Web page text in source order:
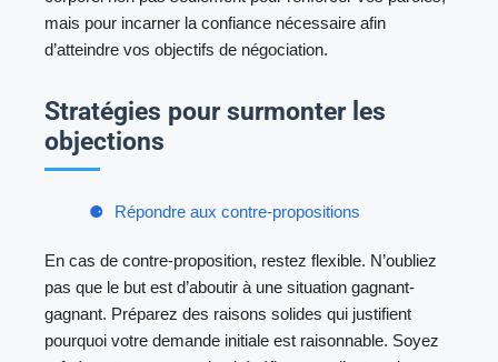
mais pour incarner la confiance nécessaire afin
d’atteindre vos objectifs de négociation.
Stratégies pour surmonter les
objections
Répondre aux contre-propositions
En cas de contre-proposition, restez flexible. N’oubliez
pas que le but est d’aboutir à une situation gagnant-
gagnant. Préparez des raisons solides qui justifient
pourquoi votre demande initiale est raisonnable. Soyez